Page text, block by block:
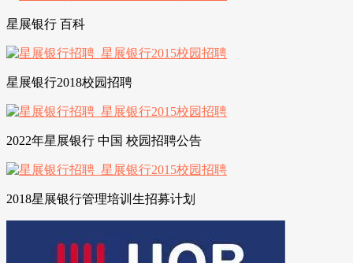
星展银行 百科
星展银行2018校园招聘
2022年星展银行 中国 校园招聘公告
2018星展银行管理培训生招募计划